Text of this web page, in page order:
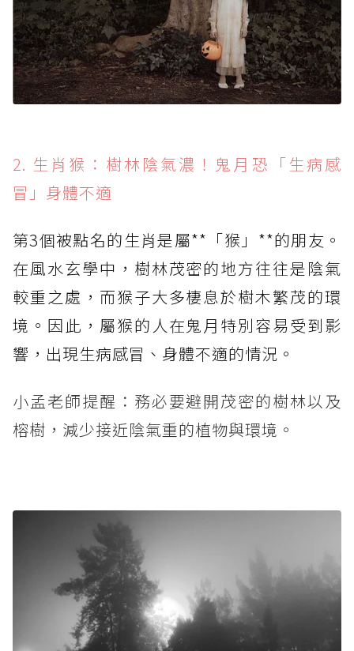
2. 生肖猴：樹林陰氣濃！鬼月恐「生病感
冒」身體不適
第3個被點名的生肖是屬**「猴」**的朋友。
在風水玄學中，樹林茂密的地方往往是陰氣
較重之處，而猴子大多棲息於樹木繁茂的環
境。因此，屬猴的人在鬼月特別容易受到影
響，出現生病感冒、身體不適的情況。
小孟老師提醒：務必要避開茂密的樹林以及
榕樹，減少接近陰氣重的植物與環境。